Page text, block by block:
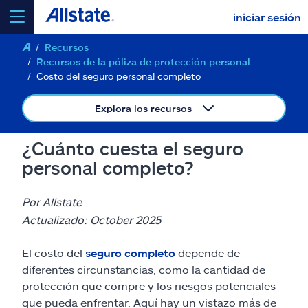
iniciar sesión
seleccionar un producto paracotizar
Select a Product
Recursos
Recursos
Recursos de la póliza de protección personal
Costo del seguro personal completo
Explora los recursos
¿Cuánto cuesta el seguro
personal completo?
Por Allstate
Actualizado: October 2025
El costo del seguro completo depende de
diferentes circunstancias, como la cantidad de
protección que compre y los riesgos potenciales
que pueda enfrentar. Aquí hay un vistazo más de